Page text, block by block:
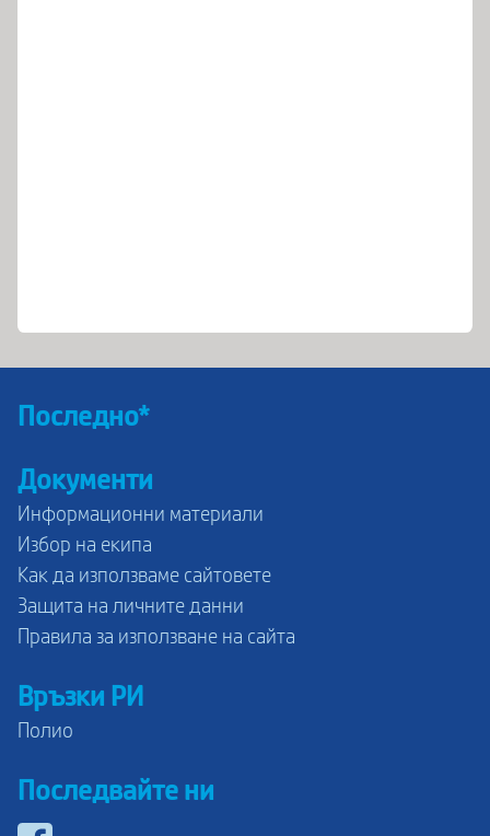
Последно*
Документи
Информационни материали
Избор на екипа
Как да използваме сайтовете
Защита на личните данни
Правила за използване на сайта
Връзки РИ
Полио
Последвайте ни